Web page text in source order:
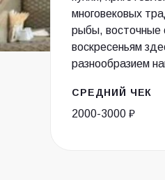
многовековых
рыбы, восточные
воскресеньям
разнообразием
СРЕДНИЙ ЧЕК
2000-3000 ₽